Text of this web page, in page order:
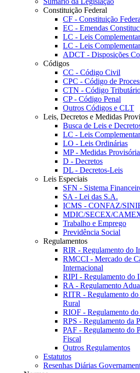
Constituição Federal
CF - Constituição
EC - Emendas
LC - Leis
LC - Leis
ADCT - Disposições
Códigos
CC - Código Civil
CPC - Código de
CTN - Código
CP - Código Penal
Outros Códigos e CLT
Leis, Decretos e Medidas
Busca de Leis e
LC - Leis
LO - Leis Ordinárias
MP - Medidas
D - Decretos
DL - Decretos-Leis
Leis Especiais
SFN - Sistema
SA - Lei das S.A.
ICMS - CONFAZ/
MDIC/SECEX/
Trabalho e Emprego
Previdência Social
Regulamentos
RIR - Regulamento do
RMCCI - Mercado de
Internacional
RIPI - Regulamento do
RA - Regulamento
RITR - Regulamento
Rural
RIOF - Regulamento
RPS - Regulamento da
PAF - Regulamento do
Fiscal
Outros Regulamentos
Estatutos
Resenhas Diárias